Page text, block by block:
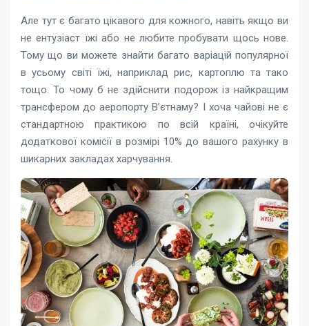
Але тут є багато цікавого для кожного, навіть якщо ви
не ентузіаст їжі або не любите пробувати щось нове.
Тому що ви можете знайти багато варіацій популярної
в усьому світі їжі, наприклад рис, картоплю та тако
тощо. То чому б не здійснити подорож із найкращим
трансфером до аеропорту В’єтнаму? І хоча чайові не є
стандартною практикою по всій країні, очікуйте
додаткової комісії в розмірі 10% до вашого рахунку в
шикарних закладах харчування.